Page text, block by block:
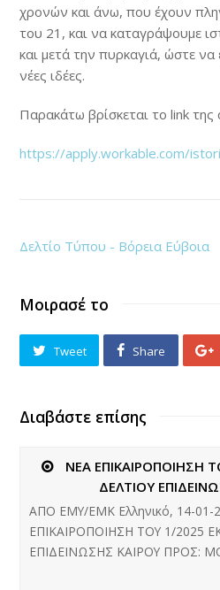
χρονών και άνω, που έχουν
του 21, και να καταγράψουμε
και μετά την πυρκαγιά, ώστε
νέες ιδέες.
Παρακάτω βρίσκεται το link της
https://apply.workable.com/
Δελτίο Τύπου - Βόρεια Εύβοια
Μοιρασέ το
Tweet Share
Διαβάστε επίσης
ΝΕΑ ΕΠΙΚΑΙΡΟΠΟΙΗΣΗ
ΔΕΛΤΙΟΥ
ΑΠΟ ΕΜΥ/ΕΜΚ Ελληνικό, 14-01-
ΕΠΙΚΑΙΡΟΠΟΙΗΣΗ ΤΟΥ 1/2025
ΕΠΙΔΕΙΝΩΣΗΣ ΚΑΙΡΟΥ ΠΡΟΣ: